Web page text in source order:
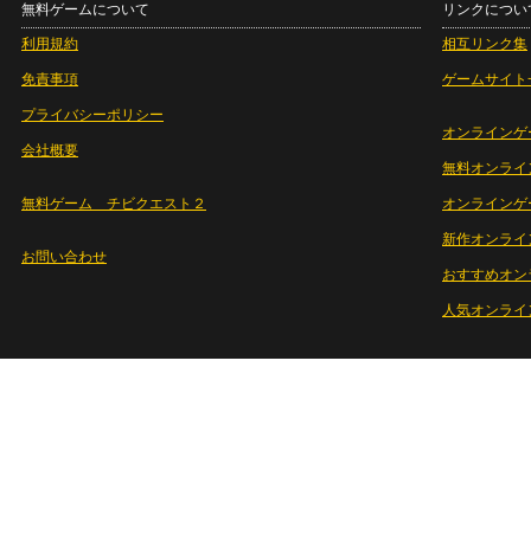
無料ゲームについて
利用規約
免責事項
プライバシーポリシー
会社概要
無料ゲーム チビクエスト２
お問い合わせ
リンクについ
相互リンク集
ゲームサイト
オンラインゲ
無料オンライ
オンライン
新作オンライ
おすすめオ
人気オンラ